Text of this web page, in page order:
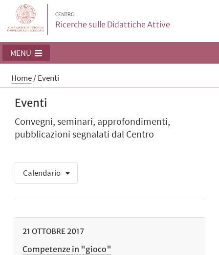
CENTRO
Ricerche sulle Didattiche Attive
MENU
Home/Eventi
Eventi
Convegni, seminari, approfondimenti,
pubblicazioni segnalati dal Centro
Calendario
21 OTTOBRE 2017
Competenze in "gioco"